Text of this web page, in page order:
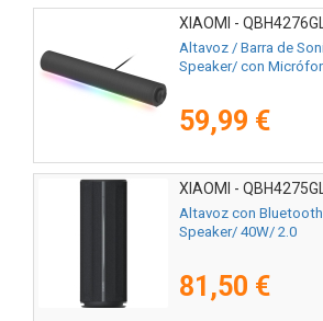
XIAOMI - QBH4276GL
Altavoz / Barra de
Speaker/ con
59,99 €
XIAOMI - QBH4275GL
Altavoz con
Speaker/ 40W/ 2.0
81,50 €